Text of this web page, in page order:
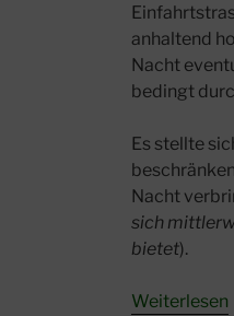
anhaltend
Nacht
bedingt
Es stellte
Nacht
sich
bietet).
Weiterlesen